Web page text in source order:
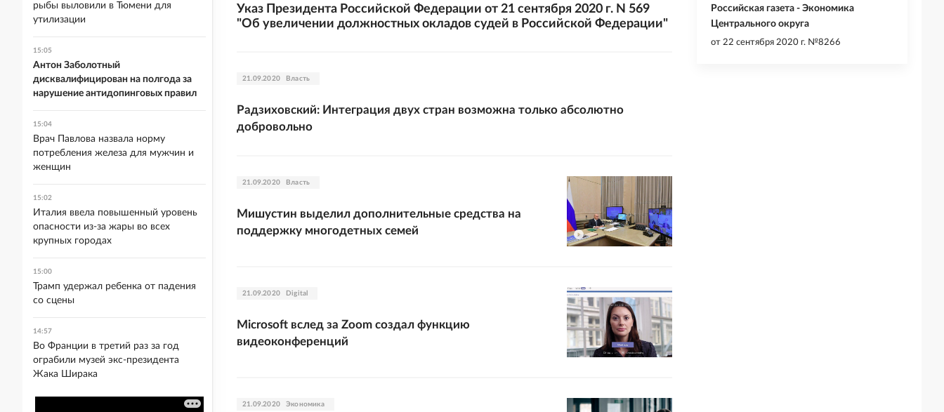
Указ Президента Российской Федерации от 21 сентября 2020 г. N 569
"Об увеличении должностных окладов судей в Российской Федерации"
21.09.2020 Власть
Радзиховский: Интеграция двух стран возможна только абсолютно
добровольно
21.09.2020 Власть
Мишустин выделил дополнительные средства на
поддержку многодетных семей
21.09.2020 Digital
Microsoft вслед за Zoom создал функцию
видеоконференций
21.09.2020 Экономика
Российская газета - Экономика
Центрального округа
от 22 сентября 2020 г. №8266
рыбы выловили в Тюмени для
утилизации
15:05
Антон Заболотный
дисквалифицирован на полгода за
нарушение антидопинговых правил
15:04
Врач Павлова назвала норму
потребления железа для мужчин и
женщин
15:02
Италия ввела повышенный уровень
опасности из-за жары во всех
крупных городах
15:00
Трамп удержал ребенка от падения
со сцены
14:57
Во Франции в третий раз за год
ограбили музей экс-президента
Жака Ширака